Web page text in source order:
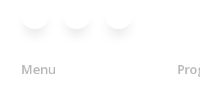
Menu